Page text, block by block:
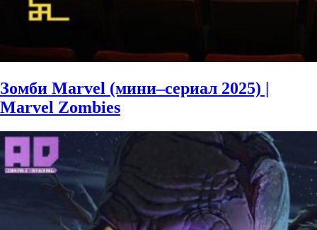
Зомби Marvel (мини–сериал 2025) |
Marvel Zombies